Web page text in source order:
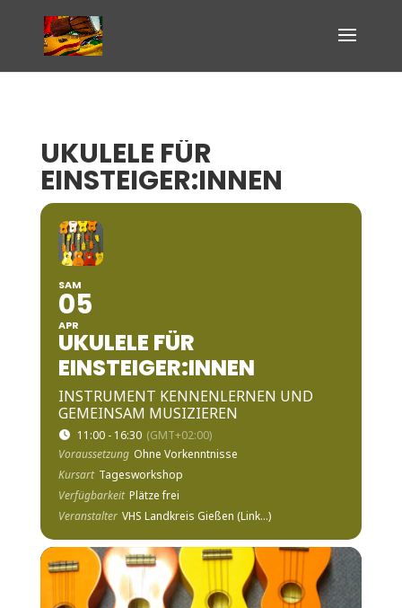
UKULELE FÜR
EINSTEIGER:INNEN
SAM
05
APR
UKULELE FÜR
EINSTEIGER:INNEN
INSTRUMENT KENNENLERNEN UND
GEMEINSAM MUSIZIEREN
11:00 - 16:30 (GMT+02:00)
Voraussetzung Ohne Vorkenntnisse
Kursart Tagesworkshop
Verfügbarkeit Plätze frei
Veranstalter VHS Landkreis Gießen (Link...)